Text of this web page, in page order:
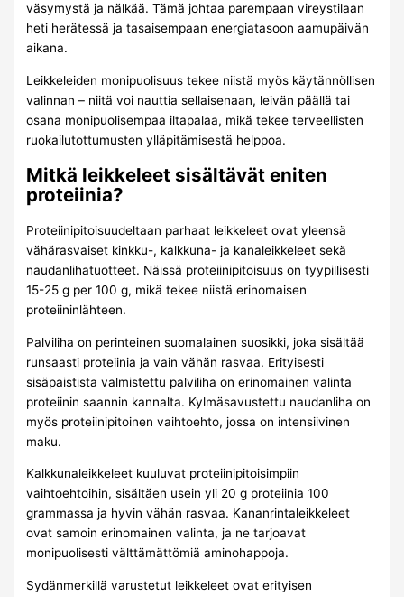
väsymystä ja nälkää. Tämä johtaa parempaan vireystilaan
heti herätessä ja tasaisempaan energiatasoon aamupäivän
aikana.
Leikkeleiden monipuolisuus tekee niistä myös käytännöllisen
valinnan – niitä voi nauttia sellaisenaan, leivän päällä tai
osana monipuolisempaa iltapalaa, mikä tekee terveellisten
ruokailutottumusten ylläpitämisestä helppoa.
Mitkä leikkeleet sisältävät eniten
proteiinia?
Proteiinipitoisuudeltaan parhaat leikkeleet ovat yleensä
vähärasvaiset kinkku-, kalkkuna- ja kanaleikkeleet sekä
naudanlihatuotteet. Näissä proteiinipitoisuus on tyypillisesti
15-25 g per 100 g, mikä tekee niistä erinomaisen
proteiininlähteen.
Palviliha on perinteinen suomalainen suosikki, joka sisältää
runsaasti proteiinia ja vain vähän rasvaa. Erityisesti
sisäpaistista valmistettu palviliha on erinomainen valinta
proteiinin saannin kannalta. Kylmäsavustettu naudanliha on
myös proteiinipitoinen vaihtoehto, jossa on intensiivinen
maku.
Kalkkunaleikkeleet kuuluvat proteiinipitoisimpiin
vaihtoehtoihin, sisältäen usein yli 20 g proteiinia 100
grammassa ja hyvin vähän rasvaa. Kananrintaleikkeleet
ovat samoin erinomainen valinta, ja ne tarjoavat
monipuolisesti välttämättömiä aminohappoja.
Sydänmerkillä varustetut leikkeleet ovat erityisen